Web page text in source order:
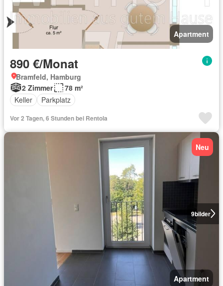
Apartment
890 €/Monat
Bramfeld, Hamburg
2 Zimmer
78 m²
Keller
Parkplatz
Vor 2 Tagen, 6 Stunden bei Rentola
9bilder
Neu
Apartment